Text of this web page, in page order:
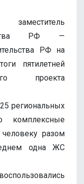
РФ —
РФ на
пятилетней
проекта
региональных
комплексные
разом
одна ЖС